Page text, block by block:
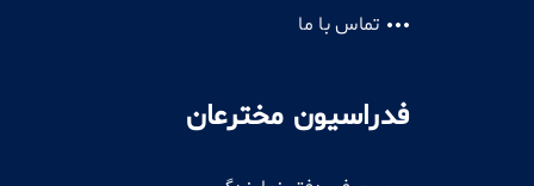
تماس با ما
فدراسیون مخترعان